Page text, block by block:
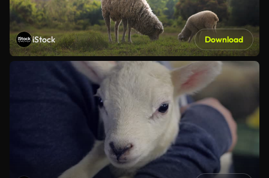
iStock Download